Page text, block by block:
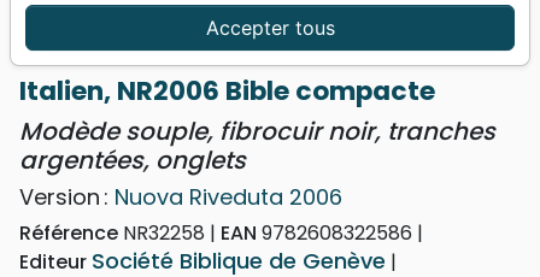
Italien, NR2006 Bible compacte - Modède souple,
fibrocuir noir, tranches argentées, onglets
Italien, NR2006 Bible compacte
Modède souple, fibrocuir noir, tranches
argentées, onglets
Version : Nuova Riveduta 2006
Référence NR32258 EAN 9782608322586
Editeur Société Biblique de Genève
Accepter tous